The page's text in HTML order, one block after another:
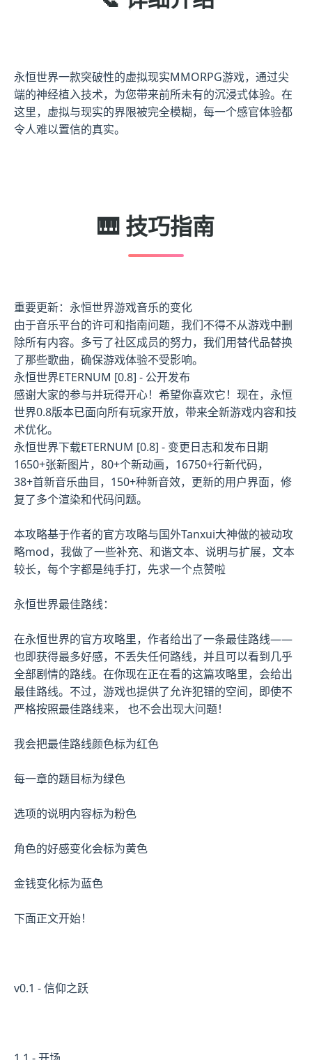
永恒世界一款突破性的虚拟现实MMORPG游戏，通过尖
端的神经植入技术，为您带来前所未有的沉浸式体验。在
这里，虚拟与现实的界限被完全模糊，每一个感官体验都
令人难以置信的真实。
🎹 技巧指南
重要更新：永恒世界游戏音乐的变化
由于音乐平台的许可和指南问题，我们不得不从游戏中删
除所有内容。多亏了社区成员的努力，我们用替代品替换
了那些歌曲，确保游戏体验不受影响。
永恒世界ETERNUM [0.8] - 公开发布
感谢大家的参与并玩得开心！希望你喜欢它！现在，永恒
世界0.8版本已面向所有玩家开放，带来全新游戏内容和技
术优化。
永恒世界下载ETERNUM [0.8] - 变更日志和发布日期
1650+张新图片，80+个新动画，16750+行新代码，
38+首新音乐曲目，150+种新音效，更新的用户界面，修
复了多个渲染和代码问题。
本攻略基于作者的官方攻略与国外Tanxui大神做的被动攻
略mod，我做了一些补充、和谐文本、说明与扩展，文本
较长，每个字都是纯手打，先求一个点赞啦
永恒世界最佳路线：
在永恒世界的官方攻略里，作者给出了一条最佳路线——
也即获得最多好感，不丢失任何路线，并且可以看到几乎
全部剧情的路线。在你现在正在看的这篇攻略里，会给出
最佳路线。不过，游戏也提供了允许犯错的空间，即使不
严格按照最佳路线来， 也不会出现大问题！
我会把最佳路线颜色标为红色
每一章的题目标为绿色
选项的说明内容标为粉色
角色的好感变化会标为黄色
金钱变化标为蓝色
下面正文开始！
v0.1 - 信仰之跃